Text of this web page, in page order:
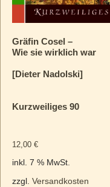
Gräfin Cosel –
Wie sie wirklich war
[Dieter Nadolski]
Kurzweiliges 90
12,00 €
inkl. 7 % MwSt.
zzgl. Versandkosten